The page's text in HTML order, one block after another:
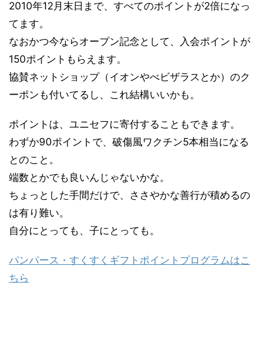
2010年12月末日まで、すべてのポイントが2倍になっ
てます。
なおかつ今ならオープン記念として、入会ポイントが
150ポイントもらえます。
協賛ネットショップ（イオンやべビザラスとか）のク
ーポンも付いてるし、これ結構いいかも。
ポイントは、ユニセフに寄付することもできます。
わずか90ポイントで、破傷風ワクチン5本相当になる
とのこと。
端数とかでも良いんじゃないかな。
ちょっとした手間だけで、ささやかな善行が積めるの
は有り難い。
自分にとっても、子にとっても。
パンパース・すくすくギフトポイントプログラムはこ
ちら